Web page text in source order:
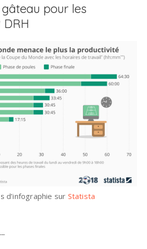
pour les
d’infographie sur Statista